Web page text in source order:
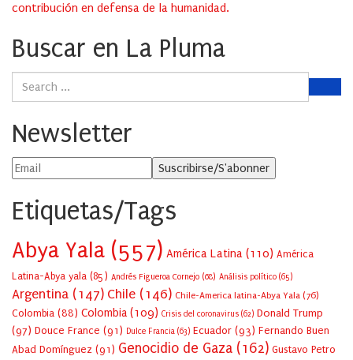
contribución en defensa de la humanidad.
Buscar en La Pluma
Newsletter
Etiquetas/Tags
Abya Yala (557) América Latina (110) América
Latina-Abya yala (85) Andrés Figueroa Cornejo (68) Análisis político (65)
Argentina (147) Chile (146) Chile-America latina-Abya Yala (76)
Colombia (88) Colombia(109) Crisis del coronavirus (62) Donald Trump
(97) Douce France (91) Dulce Francia (63) Ecuador (93) Fernando Buen
Abad Domínguez (91) Genocidio de Gaza (162) Gustavo Petro